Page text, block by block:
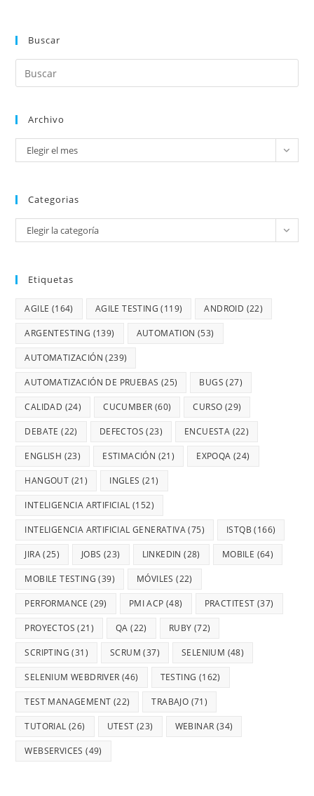
Buscar
Archivo
Elegir el mes
Categorias
Elegir la categoría
Etiquetas
AGILE (164) AGILE TESTING (119) ANDROID (22)
ARGENTESTING (139) AUTOMATION (53)
AUTOMATIZACIÓN (239)
AUTOMATIZACIÓN DE PRUEBAS (25) BUGS (27)
CALIDAD (24) CUCUMBER (60) CURSO (29)
DEBATE (22) DEFECTOS (23) ENCUESTA (22)
ENGLISH (23) ESTIMACIÓN (21) EXPOQA (24)
HANGOUT (21) INGLES (21)
INTELIGENCIA ARTIFICIAL (152)
INTELIGENCIA ARTIFICIAL GENERATIVA(75) ISTQB (166)
JIRA(25) JOBS (23) LINKEDIN (28) MOBILE (64)
MOBILE TESTING (39) MÓVILES (22)
PERFORMANCE (29) PMI ACP (48) PRACTITEST (37)
PROYECTOS (21) QA (22) RUBY (72)
SCRIPTING (31) SCRUM (37) SELENIUM (48)
SELENIUM WEBDRIVER (46) TESTING (162)
TEST MANAGEMENT (22) TRABAJO (71)
TUTORIAL (26) UTEST (23) WEBINAR (34)
WEBSERVICES (49)